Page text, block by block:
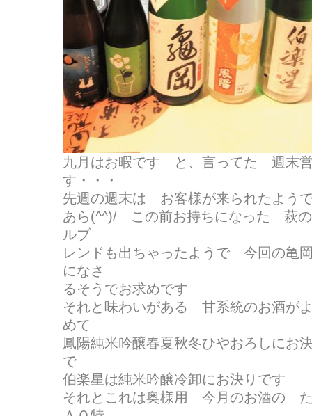
九月はお暇です と、言ってた 週末
す・・・
先週の週末は お客様が来られたよう
あら(^^)/ この前お持ちになった 萩の
ルブ
レンドも出ちゃったようで 今回の亀
になさ
るそうでお求めです
それと味わいがある 甘系統のお酒が
めて
鳳陽純米吟醸春夏秋冬ひやおろしに
で
伯楽星は純米吟醸冷卸にお決りです
それとこれは奥様用 今月のお酒の